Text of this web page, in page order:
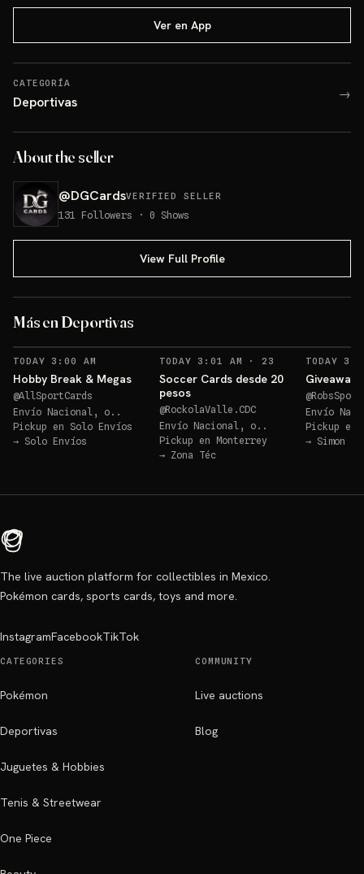
Ver en App
CATEGORÍA
Deportivas →
About the seller
@DGCardsVERIFIED SELLER
131 Followers · 0 Shows
View Full Profile
Más en Deportivas
TODAY 3:00 AM
Hobby Break & Megas
@AllSportCards
Envío Nacional, o..
Pickup en Solo Envíos
→ Solo Envíos
TODAY 3:01 AM · 23 RECORDATORIOS
Soccer Cards desde 20
pesos
@RockolaValle.CDC
Envío Nacional, o..
Pickup en Monterrey
→ Zona Téc
TODAY
Giveaway!
@
Envío
Pickup en
→ Simon
The live auction platform for collectibles in Mexico.
Pokémon cards, sports cards, toys and more.
InstagramFacebookTikTok
CATEGORIES
Pokémon
Deportivas
Juguetes & Hobbies
Tenis & Streetwear
One Piece
COMMUNITY
Live auctions
Blog